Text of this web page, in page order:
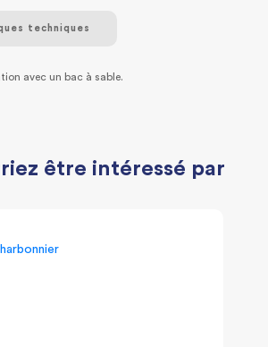
techniques
avec un bac à sable.
être intéressé par